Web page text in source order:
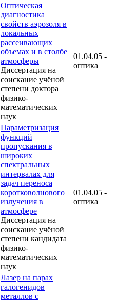
Оптическая
диагностика
свойств аэрозоля в
локальных
рассеивающих
объемах и в столбе
атмосферы
Диссертация на
соискание учёной
степени доктора
физико-
математических
наук
01.04.05 -
оптика
Параметризация
функций
пропускания в
широких
спектральных
интервалах для
задач переноса
коротковолнового
излучения в
атмосфере
Диссертация на
соискание учёной
степени кандидата
физико-
математических
наук
01.04.05 -
оптика
Лазер на парах
галогенидов
металлов с